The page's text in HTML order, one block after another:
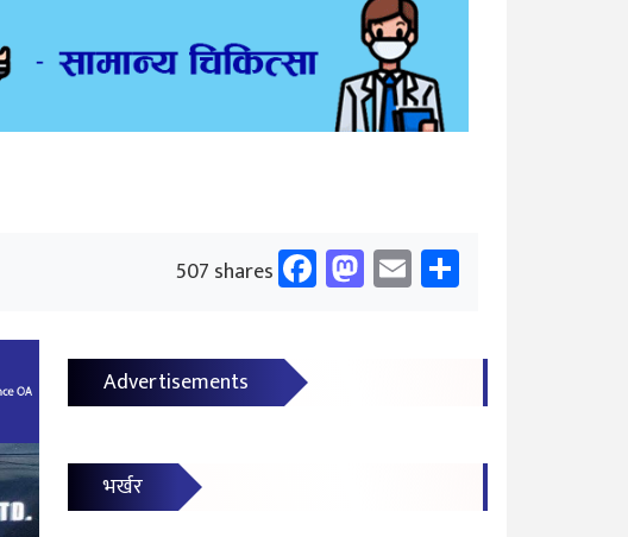
507 shares Facebook
Mastodon
Email
Advertisements
भर्खर